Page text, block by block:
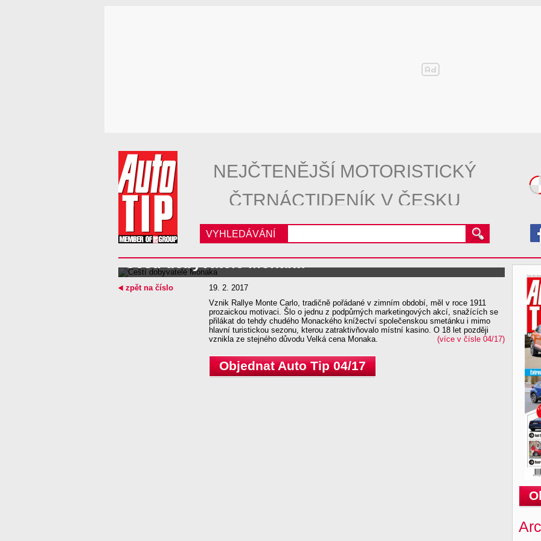
NEJČTENĚJŠÍ MOTORISTICKÝ
ČTRNÁCTIDENÍK V ČESKU
VYHLEDÁVÁNÍ
Čeští dobyvatelé Monaka
19. 2. 2017
Vznik Rallye Monte Carlo, tradičně pořádané v zimním období, měl v roce 1911
prozaickou motivaci. Šlo o jednu z podpůrných marketingových akcí, snažících se
přilákat do tehdy chudého Monackého knížectví společenskou smetánku i mimo
hlavní turistickou sezonu, kterou zatraktivňovalo místní kasino. O 18 let později
vznikla ze stejného důvodu Velká cena Monaka.
(více v čísle 04/17)
Objednat Auto Tip 04/17
zpět na číslo